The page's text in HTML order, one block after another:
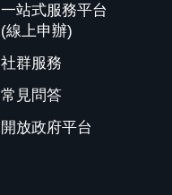
一站式服務平台
(線上申辦)
社群服務
常見問答
開放政府平台